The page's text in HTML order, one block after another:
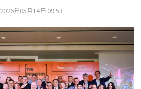
2026年05月14日 09:53